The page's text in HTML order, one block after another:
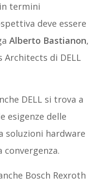
termini
deve essere
Alberto Bastianon,
Architects di DELL
DELL si trova a
esigenze delle
soluzioni hardware
Bosch Rexroth